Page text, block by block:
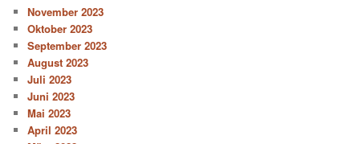
November 2023
Oktober 2023
September 2023
August 2023
Juli 2023
Juni 2023
Mai 2023
April 2023